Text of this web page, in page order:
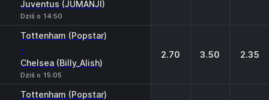
Juventus (JUMANJI)
Dziś o 14:50
Tottenham (Popstar)
-
Chelsea (Billy_Alish)
Dziś o 15:05
2.70 3.50 2.35
Tottenham (Popstar)